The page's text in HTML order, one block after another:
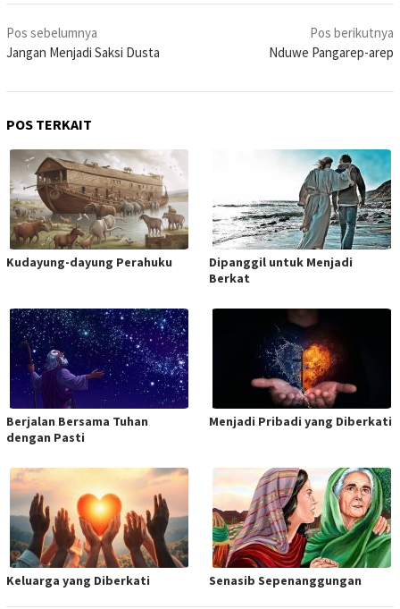
Navigasi
pos
Pos sebelumnya
Jangan Menjadi Saksi Dusta
Pos berikutnya
Nduwe Pangarep-arep
POS TERKAIT
Kudayung-dayung Perahuku
Dipanggil untuk Menjadi
Berkat
Berjalan Bersama Tuhan
dengan Pasti
Menjadi Pribadi yang Diberkati
Keluarga yang Diberkati Senasib Sepenanggungan